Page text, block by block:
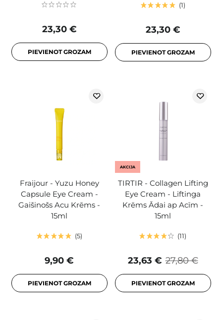
23,30 €
PIEVIENOT GROZAM
1
23,30 €
PIEVIENOT GROZAM
Fraijour - Yuzu Honey
Capsule Eye Cream -
Gaišinošs Acu Krēms -
15ml
5
9,90 €
PIEVIENOT GROZAM
AKCIJA
TIRTIR - Collagen Lifting
Eye Cream - Liftinga
Krēms Ādai ap Acīm -
15ml
11
27,80 €
23,63 €
PIEVIENOT GROZAM